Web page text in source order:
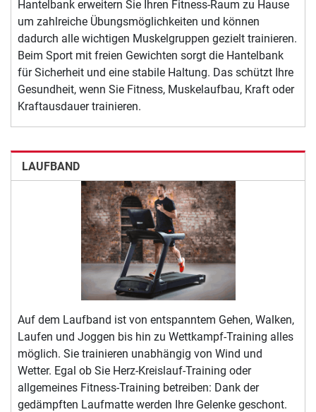
Hantelbank erweitern Sie Ihren Fitness-Raum zu Hause
um zahlreiche Übungsmöglichkeiten und können
dadurch alle wichtigen Muskelgruppen gezielt trainieren.
Beim Sport mit freien Gewichten sorgt die Hantelbank
für Sicherheit und eine stabile Haltung. Das schützt Ihre
Gesundheit, wenn Sie Fitness, Muskelaufbau, Kraft oder
Kraftausdauer trainieren.
LAUFBAND
Auf dem Laufband ist von entspanntem Gehen, Walken,
Laufen und Joggen bis hin zu Wettkampf-Training alles
möglich. Sie trainieren unabhängig von Wind und
Wetter. Egal ob Sie Herz-Kreislauf-Training oder
allgemeines Fitness-Training betreiben: Dank der
gedämpften Laufmatte werden Ihre Gelenke geschont.